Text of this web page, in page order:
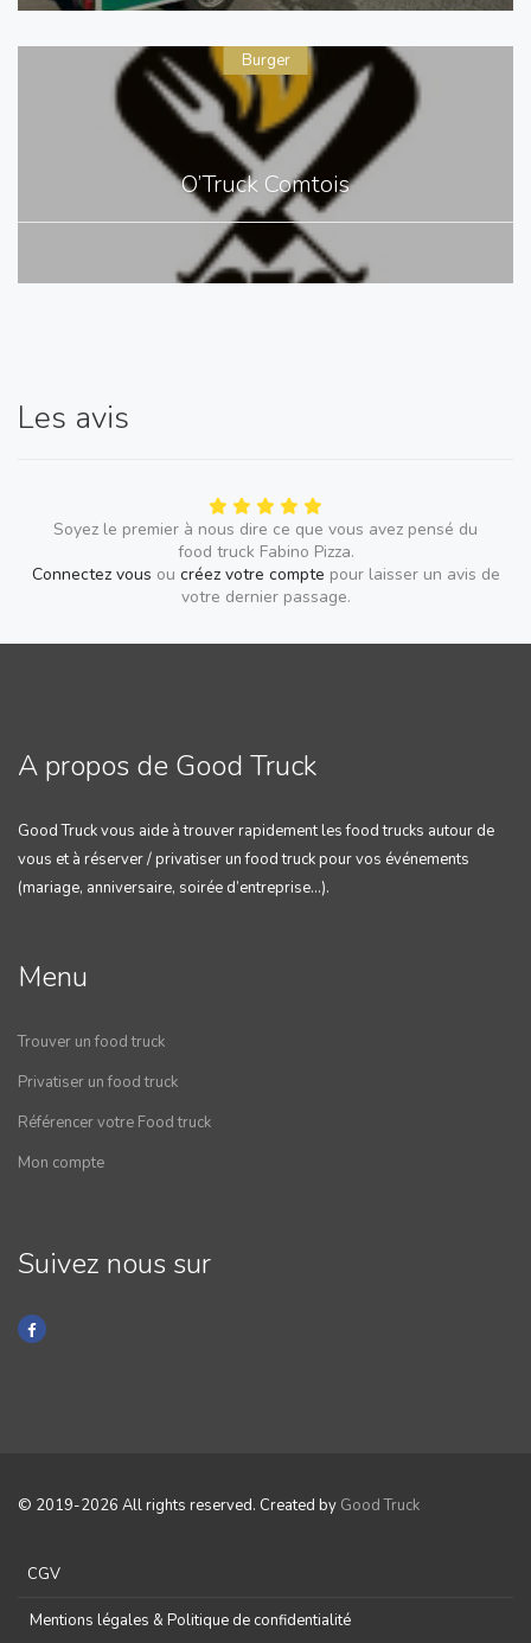
O’Truck Comtois
Burger
Les avis
Soyez le premier à nous dire ce que vous avez pensé du
food truck Fabino Pizza.
Connectez vous ou créez votre compte pour laisser un avis de
votre dernier passage.
A propos de Good Truck
Good Truck vous aide à trouver rapidement les food trucks autour de
vous et à réserver / privatiser un food truck pour vos événements
(mariage, anniversaire, soirée d’entreprise…).
Menu
Trouver un food truck
Privatiser un food truck
Référencer votre Food truck
Mon compte
Suivez nous sur
© 2019-2026 All rights reserved. Created by Good Truck
CGV
Mentions légales & Politique de confidentialité